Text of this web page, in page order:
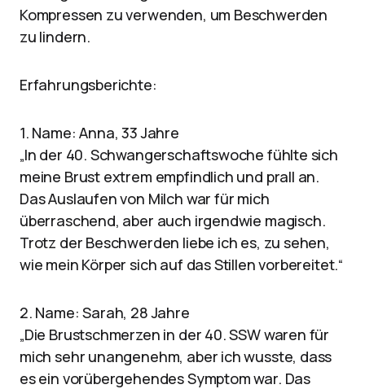
Kompressen zu verwenden, um Beschwerden
zu lindern.
Erfahrungsberichte:
1. Name: Anna, 33 Jahre
„In der 40. Schwangerschaftswoche fühlte sich
meine Brust extrem empfindlich und prall an.
Das Auslaufen von Milch war für mich
überraschend, aber auch irgendwie magisch.
Trotz der Beschwerden liebe ich es, zu sehen,
wie mein Körper sich auf das Stillen vorbereitet.“
2. Name: Sarah, 28 Jahre
„Die Brustschmerzen in der 40. SSW waren für
mich sehr unangenehm, aber ich wusste, dass
es ein vorübergehendes Symptom war. Das